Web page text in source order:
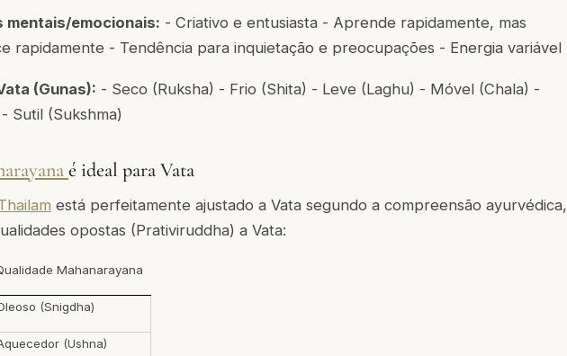
emocionais: - Criativo e entusiasta - Aprende rapidamente, mas
rapidamente - Tendência para inquietação e preocupações - Energia variável
(Gunas): - Seco (Ruksha) - Frio (Shita) - Leve (Laghu) - Móvel (Chala) -
Sutil (Sukshma)
é ideal para Vata
está perfeitamente ajustado a Vata segundo a compreensão ayurvédica,
opostas (Prativiruddha) a Vata:
Mahanarayana
(Snigdha)
(Ushna)